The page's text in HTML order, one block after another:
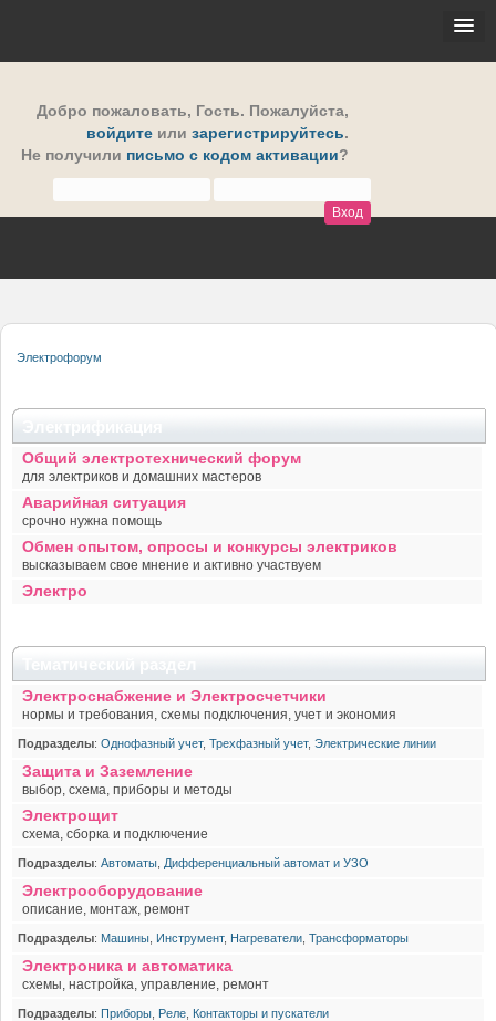
Добро пожаловать, Гость. Пожалуйста,
войдите или зарегистрируйтесь.
Не получили письмо с кодом активации?
Электрофорум
Общий электротехнический форум
для электриков и домашних мастеров
Аварийная ситуация
срочно нужна помощь
Обмен опытом, опросы и конкурсы электриков
высказываем свое мнение и активно участвуем
Электро
Электроснабжение и Электросчетчики
нормы и требования, схемы подключения, учет и экономия
Подразделы: Однофазный учет, Трехфазный учет, Электрические линии
Защита и Заземление
выбор, схема, приборы и методы
Электрощит
схема, сборка и подключение
Подразделы: Автоматы Дифференциальный автомат и УЗО
Электрооборудование
описание, монтаж, ремонт
Подразделы: Машины Инструмент, Нагреватели Трансформаторы
Электроника и автоматика
схемы, настройка, управление, ремонт
Подразделы: Приборы Реле Контакторы и пускатели